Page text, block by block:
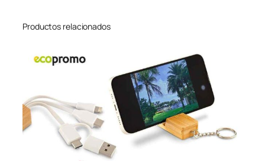
c
d
a
d
Productos relacionados